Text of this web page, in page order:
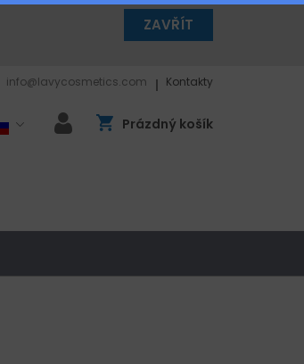
ZAVŘÍT
info@lavycosmetics.com Kontakty
Prázdný košík